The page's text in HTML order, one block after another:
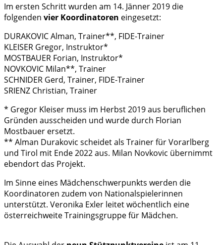
Im ersten Schritt wurden am 14. Jänner 2019 die
folgenden vier Koordinatoren eingesetzt:
DURAKOVIC Alman, Trainer**, FIDE-Trainer
KLEISER Gregor, Instruktor*
MOSTBAUER Forian, Instruktor*
NOVKOVIC Milan**, Trainer
SCHNIDER Gerd, Trainer, FIDE-Trainer
SRIENZ Christian, Trainer
* Gregor Kleiser muss im Herbst 2019 aus beruflichen
Gründen ausscheiden und wurde durch Florian
Mostbauer ersetzt.
** Alman Durakovic scheidet als Trainer für Vorarlberg
und Tirol mit Ende 2022 aus. Milan Novkovic übernimmt
ebendort das Projekt.
Im Sinne eines Mädchenschwerpunkts werden die
Koordinatoren zudem von Nationalspielerinnen
unterstützt. Veronika Exler leitet wöchentlich eine
österreichweite Trainingsgruppe für Mädchen.